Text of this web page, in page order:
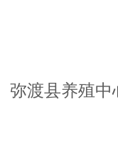
弥渡县养殖中